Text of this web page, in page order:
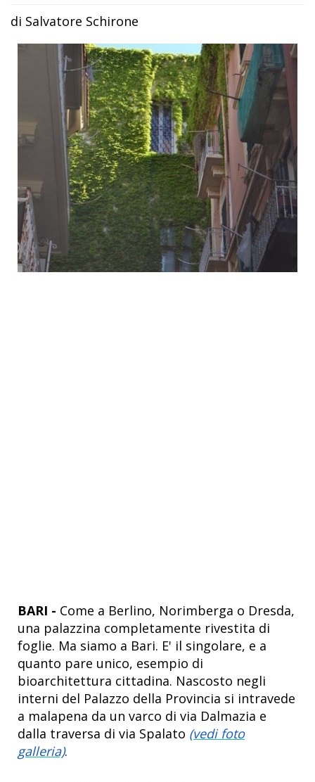
di Salvatore Schirone
BARI - Come a Berlino, Norimberga o Dresda,
una palazzina completamente rivestita di
foglie. Ma siamo a Bari. E' il singolare, e a
quanto pare unico, esempio di
bioarchitettura cittadina. Nascosto negli
interni del Palazzo della Provincia si intravede
a malapena da un varco di via Dalmazia e
dalla traversa di via Spalato (vedi foto
galleria).